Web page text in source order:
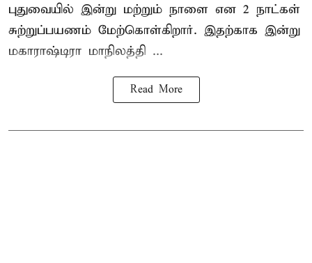
புதுவையில் இன்று மற்றும் நாளை என 2 நாட்கள்
சுற்றுப்பயணம் மேற்கொள்கிறார். இதற்காக இன்று
மகாராஷ்டிரா மாநிலத்தி ...
Read More